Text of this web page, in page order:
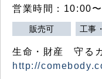
営業時間：10:00
販売可 工事
生命・財産 守る
http://